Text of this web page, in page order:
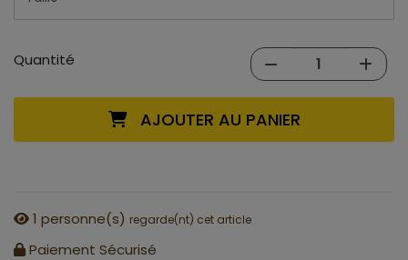
Quantité
AJOUTER AU PANIER
1 personne(s) regarde(nt) cet article
Paiement Sécurisé